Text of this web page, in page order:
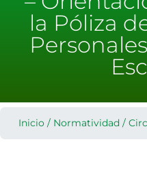
la Póliza
Inicio / Normatividad /